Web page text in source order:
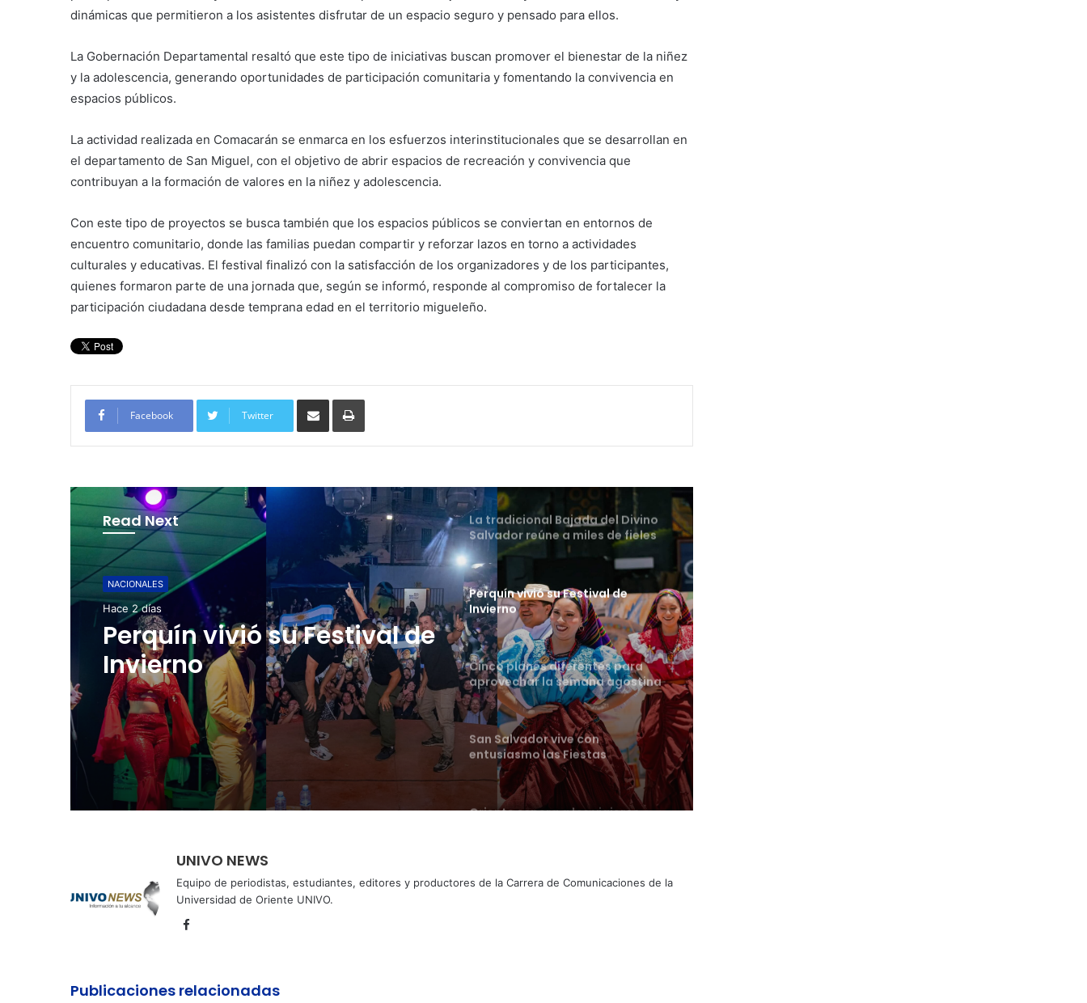
dinámicas que permitieron a los asistentes disfrutar de un espacio seguro y pensado para ellos.
La Gobernación Departamental resaltó que este tipo de iniciativas buscan promover el bienestar de la niñez
y la adolescencia, generando oportunidades de participación comunitaria y fomentando la convivencia en
espacios públicos.
La actividad realizada en Comacarán se enmarca en los esfuerzos interinstitucionales que se desarrollan en
el departamento de San Miguel, con el objetivo de abrir espacios de recreación y convivencia que
contribuyan a la formación de valores en la niñez y adolescencia.
Con este tipo de proyectos se busca también que los espacios públicos se conviertan en entornos de
encuentro comunitario, donde las familias puedan compartir y reforzar lazos en torno a actividades
culturales y educativas. El festival finalizó con la satisfacción de los organizadores y de los participantes,
quienes formaron parte de una jornada que, según se informó, responde al compromiso de fortalecer la
participación ciudadana desde temprana edad en el territorio migueleño.
Facebook Twitter
Compartir por correo electrónicoImprimir
Read Next
NACIONALES
Hace 2 días
Perquín vivió su Festival de
Invierno
NACIONALES
Hace 3 días
Cinco planes diferentes
para aprovechar la
semana agostina
Suben los precios de los
Peregrinación Camino de San
Óscar Romero inicia recorrido
UNIVO fortalece la formación de
los futuros periodistas
prácticas en su Laboratorio de
Comunicaciones
Licenciatura en Turismo de la
UNIVO forma profesionales con
profesionales del futuro
La tradicional Bajada del Divino
Perquín vivió su Festival de
Invierno
Cinco planes diferentes para
aprovechar la semana agostina
San Salvador vive con
entusiasmo las Fiestas
Agostinas
Oriente espera a los viajeros
estas vacaciones agostinas
Suben los precios de los
Peregrinación Camino de San
UNIVO NEWS
Equipo de periodistas, estudiantes, editores y productores de la Carrera de Comunicaciones de la
Universidad de Oriente UNIVO.
Facebook
Publicaciones relacionadas